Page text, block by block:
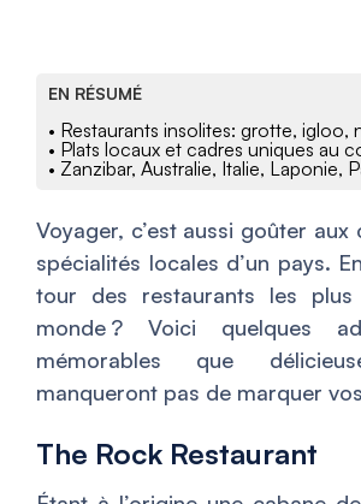
EN RÉSUMÉ
• Restaurants insolites: grotte, igloo,
• Plats locaux et cadres uniques au
• Zanzibar, Australie, Italie, Laponie,
Voyager, c’est aussi goûter aux
spécialités locales d’un pays.
tour des restaurants les plus
monde ? Voici quelques
mémorables que
manqueront pas de marquer
The Rock Restaurant